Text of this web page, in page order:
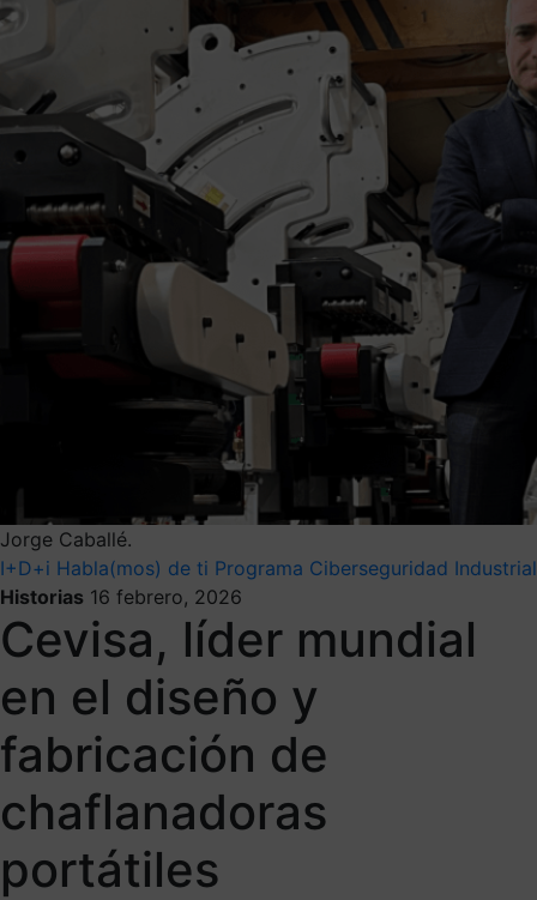
Jorge Caballé.
I+D+i Habla(mos) de ti Programa Ciberseguridad Industrial
Historias 16 febrero, 2026
Cevisa, líder mundial
en el diseño y
fabricación de
chaflanadoras
portátiles